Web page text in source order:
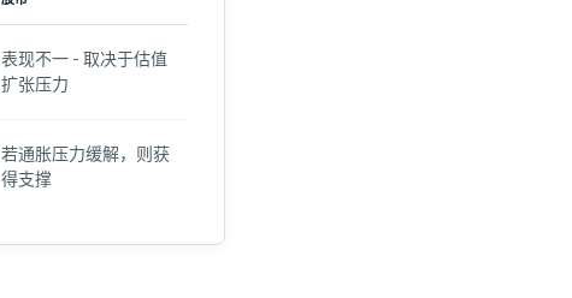
表现不一 - 取决于估值
扩张压力
若通胀压力缓解，则获
得支撑